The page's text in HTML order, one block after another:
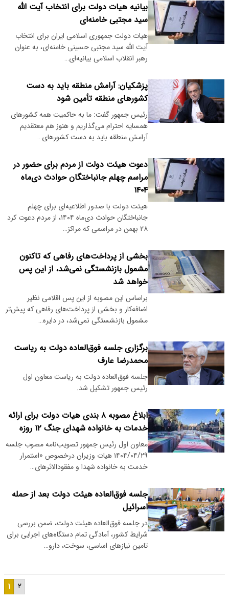
بیانیه هیات دولت برای انتخاب آیت الله
سید مجتبی خامنه‌ای
هیات دولت جمهوری اسلامی ایران برای انتخاب
آیت الله سید مجتبی حسینی خامنه‌ای، به عنوان
رهبر انقلاب اسلامی بیانیه‌ای…
پزشکیان: آرامش منطقه باید به دست
کشورهای منطقه تأمین شود
رئیس جمهور گفت: ما به حاکمیت همه کشورهای
همسایه احترام می‌گذاریم و هنوز هم معتقدیم
آرامش منطقه باید به دست کشورهای…
دعوت هیئت دولت از مردم برای حضور در
مراسم‌ چهلم جانباختگان حوادث دی‌ماه
۱۴۰۴
هیئت دولت با صدور اطلاعیه‌ای برای چهلم
جانباختگان حوادث دی‌ماه ۱۴۰۴، از مردم دعوت کرد
۲۸ بهمن‌ در مراسمی که مراکز…
بخشی از پرداخت‌های رفاهی که تاکنون
مشمول بازنشستگی نمی‌شد، از این پس
خواهد شد
براساس این مصوبه از این پس اقلامی نظیر
اضافه‌کار و بخشی از پرداخت‌های رفاهی که پیش‌تر
مشمول بازنشستگی نمی‌شد، در دایره…
برگزاری جلسه فوق‌العاده دولت به ریاست
محمدرضا عارف
جلسه فوق‌العاده دولت به ریاست معاون اول
رئیس جمهور تشکیل شد.
ابلاغ مصوبه ۸ بندی هیات دولت برای ارائه
خدمات به خانواده شهدای جنگ ۱۲ روزه
معاون اول رئیس جمهور تصویب‌نامه مصوب جلسه
۱۴۰۴/۰۴/۲۹ هیات وزیران درخصوص «استمرار
خدمت به خانواده شهدا و مفقودالاثر‌های…
جلسه فوق‌العاده هیئت دولت بعد از حمله
اسرائیل
در جلسه فوق‌العاده هیئت دولت، ضمن بررسی
شرایط کشور، آمادگی تمام دستگاه‌های اجرایی برای
تامین نیازهای اساسی، سوخت، دارو…
۱ ۲